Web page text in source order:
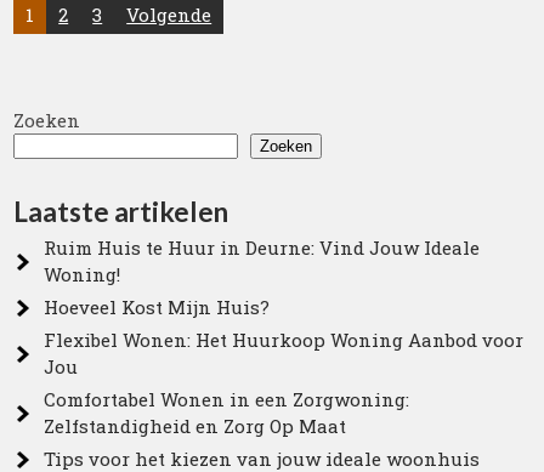
Posts
pagination
1 2 3 Volgende
Zoeken
Zoeken
Laatste artikelen
Ruim Huis te Huur in Deurne: Vind Jouw Ideale
Woning!
Hoeveel Kost Mijn Huis?
Flexibel Wonen: Het Huurkoop Woning Aanbod voor
Jou
Comfortabel Wonen in een Zorgwoning:
Zelfstandigheid en Zorg Op Maat
Tips voor het kiezen van jouw ideale woonhuis